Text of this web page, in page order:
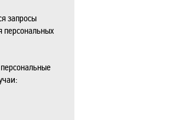
запросы
персональных